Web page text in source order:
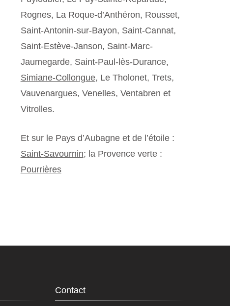
Rognes, La Roque-d’Anthéron, Rousset,
Saint-Antonin-sur-Bayon, Saint-Cannat,
Saint-Estève-Janson, Saint-Marc-
Jaumegarde, Saint-Paul-lès-Durance,
Simiane-Collongue, Le Tholonet, Trets,
Vauvenargues, Venelles, Ventabren et
Vitrolles.
Et sur le Pays d’Aubagne et de l’étoile :
Saint-Savournin; la Provence verte :
Pourrières
Contact